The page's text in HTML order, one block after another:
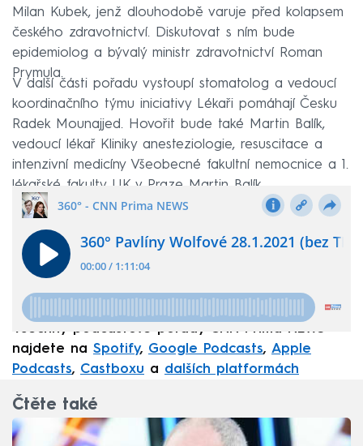
Milan Kubek, jenž dlouhodobě varuje před kolapsem
českého zdravotnictví. Diskutovat s ním bude
epidemiolog a bývalý ministr zdravotnictví Roman
Prymula.
V další části pořadu vystoupí stomatolog a vedoucí
koordinačního týmu iniciativy Lékaři pomáhají Česku
Radek Mounajjed. Hovořit bude také Martin Balík,
vedoucí lékař Kliniky anesteziologie, resuscitace a
intenzivní medicíny Všeobecné fakultní nemocnice a 1.
lékařské fakulty UK v Praze Martin Balík.
Všechny podcastové pořady CNN Prima NEWS
najdete na Spotify, Google Podcasts, Apple
Podcasts, Castboxu a dalších platformách
Čtěte také